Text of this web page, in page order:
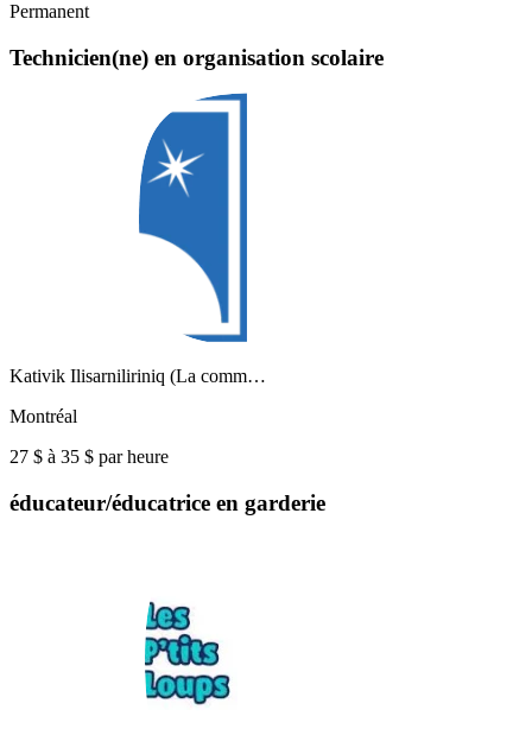
Permanent
Technicien(ne) en organisation scolaire
Kativik Ilisarniliriniq (La comm…
Montréal
27 $ à 35 $ par heure
éducateur/éducatrice en garderie